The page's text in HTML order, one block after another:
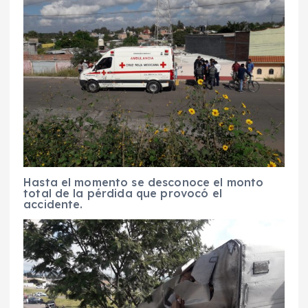
Hasta el momento se desconoce el monto
total de la pérdida que provocó el
accidente.